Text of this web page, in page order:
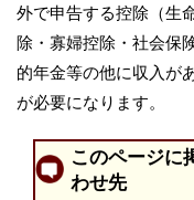
外で申告する控除（生
除・寡婦控除・社会保
的年金等の他に収入が
が必要になります。
このページに
わせ先